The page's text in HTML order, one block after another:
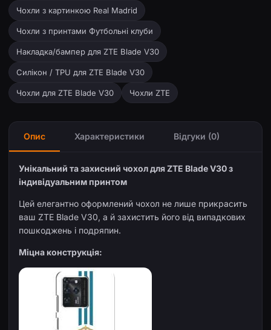
Чохли з картинкою Real Madrid
Чохли з принтами Футбольні клуби
Накладка/бампер для ZTE Blade V30
Силікон / TPU для ZTE Blade V30
Чохли для ZTE Blade V30 Чохли ZTE
Опис Характеристики Відгуки (0)
Унікальний та захисний чохол для ZTE Blade V30 з
індивідуальним принтом
Цей елегантно оформлений чохол не лише прикрасить
ваш ZTE Blade V30, а й захистить його від випадкових
пошкоджень і подряпин.
Міцна конструкція: